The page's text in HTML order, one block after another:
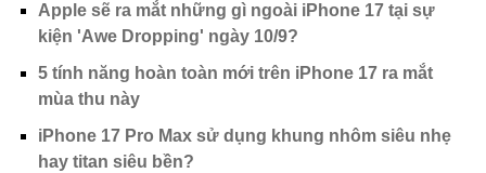
Apple sẽ ra mắt những gì ngoài iPhone 17 tại sự
kiện 'Awe Dropping' ngày 10/9?
5 tính năng hoàn toàn mới trên iPhone 17 ra mắt
mùa thu này
iPhone 17 Pro Max sử dụng khung nhôm siêu nhẹ
hay titan siêu bền?